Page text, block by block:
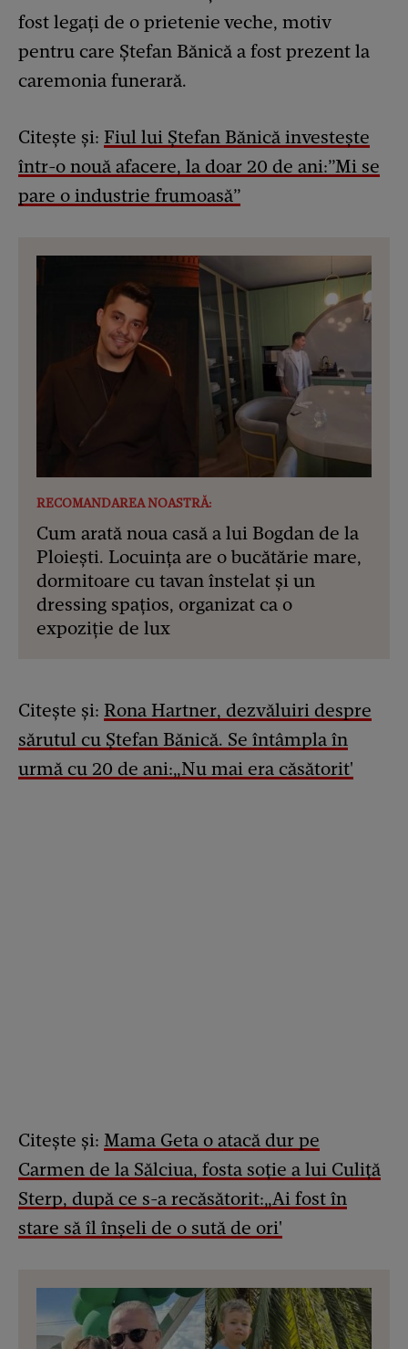
fost legați de o prietenie veche, motiv
pentru care Ștefan Bănică a fost prezent la
caremonia funerară.
Citește și: Fiul lui Ștefan Bănică investește
într-o nouă afacere, la doar 20 de ani:”Mi se
pare o industrie frumoasă”
RECOMANDAREA NOASTRĂ:
Cum arată noua casă a lui Bogdan de la
Ploiești. Locuința are o bucătărie mare,
dormitoare cu tavan înstelat și un
dressing spațios, organizat ca o
expoziție de lux
Citește și: Rona Hartner, dezvăluiri despre
sărutul cu Ștefan Bănică. Se întâmpla în
urmă cu 20 de ani:„Nu mai era căsătorit'
Citește și: Mama Geta o atacă dur pe
Carmen de la Sălciua, fosta soție a lui Culiță
Sterp, după ce s-a recăsătorit:„Ai fost în
stare să îl înșeli de o sută de ori'